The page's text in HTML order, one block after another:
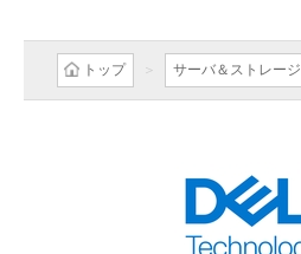
トップ サーバ＆ストレージ